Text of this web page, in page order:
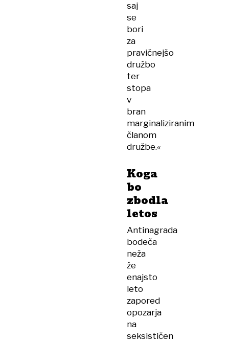
saj
se
bori
za
pravičnejšo
družbo
ter
stopa
v
bran
marginaliziranim
članom
družbe.«
Koga
bo
zbodla
letos
Antinagrada
bodeča
neža
že
enajsto
leto
zapored
opozarja
na
seksističen